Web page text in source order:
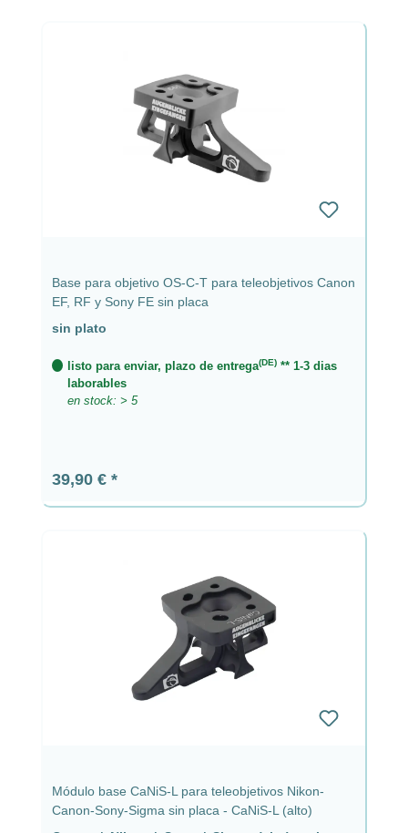
Base para objetivo OS-C-T para teleobjetivos Canon
EF, RF y Sony FE sin placa
sin plato
listo para enviar, plazo de entrega(DE) ** 1-3 dias
laborables
en stock: > 5
Precio normal:
39,90 €
Módulo base CaNiS-L para teleobjetivos Nikon-
Canon-Sony-Sigma sin placa - CaNiS-L (alto)